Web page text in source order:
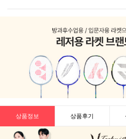
상품정보 상품후기